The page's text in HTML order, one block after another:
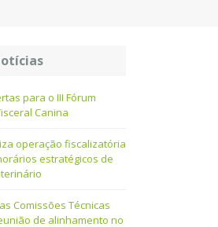
para o III Fórum
Canina
operação fiscalizatória
estratégicos de
Comissões Técnicas
de alinhamento no